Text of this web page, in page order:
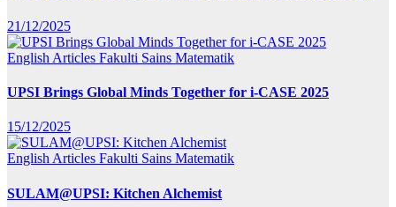
21/12/2025
English Articles Fakulti Sains Matematik
UPSI Brings Global Minds Together for i-CASE 2025
15/12/2025
English Articles Fakulti Sains Matematik
SULAM@UPSI: Kitchen Alchemist